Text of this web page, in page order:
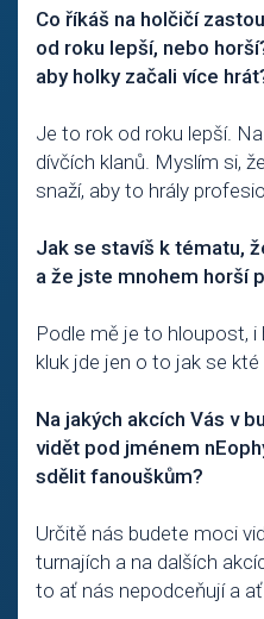
Co říkáš na holčičí
od roku lepší, nebo
aby holky začali více
Je to rok od roku lepší.
dívčích klanů. Myslím si,
snaží, aby to hrály
Jak se stavíš k tématu,
a že jste mnohem horší
Podle mě je to hloupost,
kluk jde jen o to jak se
Na jakých akcích Vás v
vidět pod jménem
sdělit fanouškům?
Určitě nás budete moci
turnajích a na dalších
to ať nás nepodceňují a